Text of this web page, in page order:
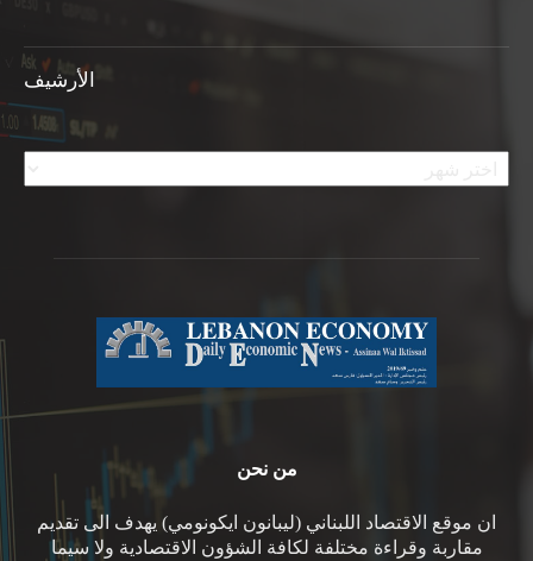
الأرشيف
الأرشيف
من نحن
ان موقع الاقتصاد اللبناني (ليبانون ايكونومي) يهدف الى تقديم
مقاربة وقراءة مختلفة لكافة الشؤون الاقتصادية ولا سيما